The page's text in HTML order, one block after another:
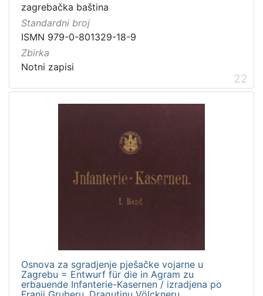
zagrebačka baština
Standardni broj
ISMN 979-0-801329-18-9
Zbirka
Notni zapisi
22
Osnova za sgradjenje pješačke vojarne u
Zagrebu = Entwurf für die in Agram zu
erbauende Infanterie-Kasernen / izradjena po